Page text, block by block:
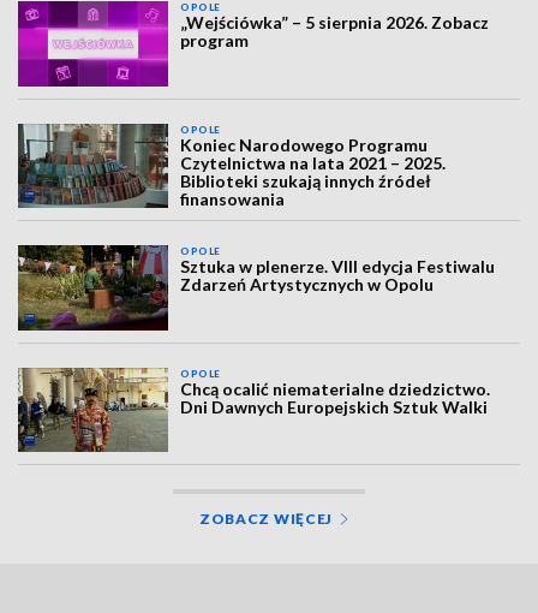
OPOLE
„Wejściówka” – 5 sierpnia 2026. Zobacz
program
OPOLE
Koniec Narodowego Programu
Czytelnictwa na lata 2021 – 2025.
Biblioteki szukają innych źródeł
finansowania
OPOLE
Sztuka w plenerze. VIII edycja Festiwalu
Zdarzeń Artystycznych w Opolu
OPOLE
Chcą ocalić niematerialne dziedzictwo.
Dni Dawnych Europejskich Sztuk Walki
ZOBACZ WIĘCEJ